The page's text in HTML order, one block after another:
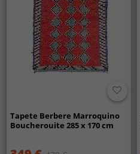
Tapete Berbere Marroquino
Boucherouite 285 x 170 cm